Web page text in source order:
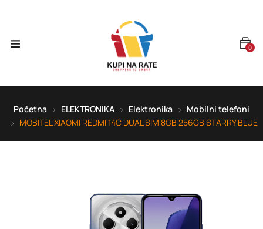
0
Početna ELEKTRONIKA Elektronika
Mobilni telefoni
MOBITEL XIAOMI REDMI 14C DUAL SIM 8GB 256GB STARRY BLUE